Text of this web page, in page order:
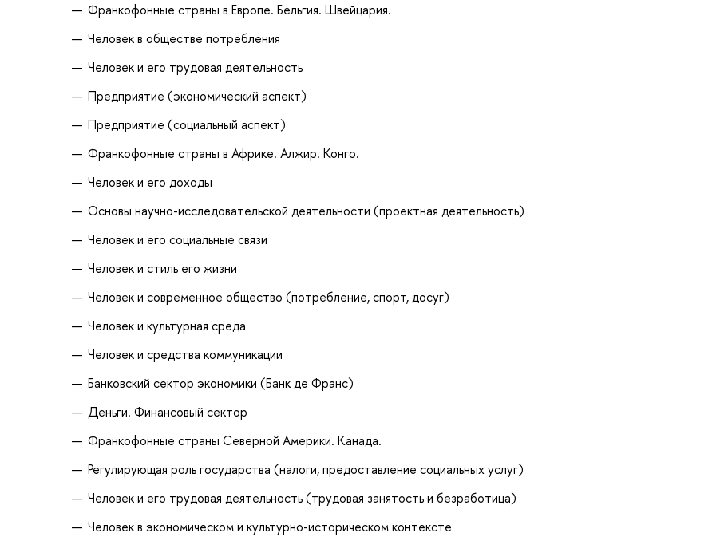
Франкофонные страны в Европе. Бельгия. Швейцария.
Человек в обществе потребления
Человек и его трудовая деятельность
Предприятие (экономический аспект)
Предприятие (социальный аспект)
Франкофонные страны в Африке. Алжир. Конго.
Человек и его доходы
Основы научно-исследовательской деятельности (проектная деятельность)
Человек и его социальные связи
Человек и стиль его жизни
Человек и современное общество (потребление, спорт, досуг)
Человек и культурная среда
Человек и средства коммуникации
Банковский сектор экономики (Банк де Франс)
Деньги. Финансовый сектор
Франкофонные страны Северной Америки. Канада.
Регулирующая роль государства (налоги, предоставление социальных услуг)
Человек и его трудовая деятельность (трудовая занятость и безработица)
Человек в экономическом и культурно-историческом контексте